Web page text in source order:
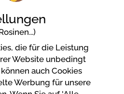
für diesen Betrieb
die für die Leistung
Website unbedingt
auch Cookies
Werbung für unsere